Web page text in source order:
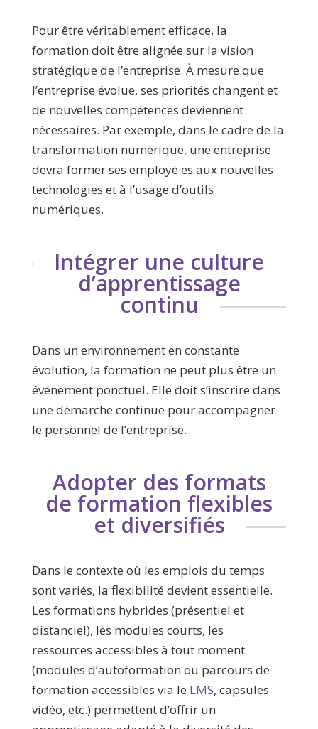
Pour être véritablement efficace, la
formation doit être alignée sur la vision
stratégique de l’entreprise. À mesure que
l’entreprise évolue, ses priorités changent et
de nouvelles compétences deviennent
nécessaires. Par exemple, dans le cadre de la
transformation numérique, une entreprise
devra former ses employé·es aux nouvelles
technologies et à l’usage d’outils
numériques.
Intégrer une culture
d’apprentissage
continu
Dans un environnement en constante
évolution, la formation ne peut plus être un
événement ponctuel. Elle doit s’inscrire dans
une démarche continue pour accompagner
le personnel de l’entreprise.
Adopter des formats
de formation flexibles
et diversifiés
Dans le contexte où les emplois du temps
sont variés, la flexibilité devient essentielle.
Les formations hybrides (présentiel et
distanciel), les modules courts, les
ressources accessibles à tout moment
(modules d’autoformation ou parcours de
formation accessibles via le LMS, capsules
vidéo, etc.) permettent d’offrir un